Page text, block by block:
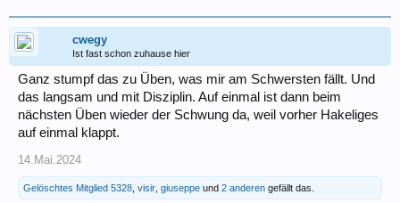
cwegy
Ist fast schon zuhause hier
Ganz stumpf das zu Üben, was mir am Schwersten fällt. Und
das langsam und mit Disziplin. Auf einmal ist dann beim
nächsten Üben wieder der Schwung da, weil vorher Hakeliges
auf einmal klappt.
14.Mai.2024
Gelöschtes Mitglied 5328 visir giuseppe und 2 anderen gefällt das.